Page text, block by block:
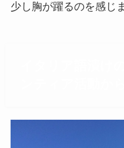
少し胸が躍るのを感じ